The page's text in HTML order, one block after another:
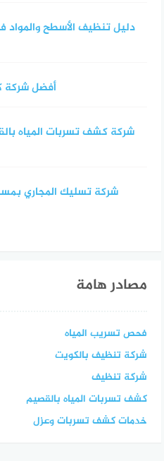
دليل تنظيف الأسطح
أفضل شركة
شركة كشف تسربات المياه
شركة تسليك المجاري
مصادر هامة
فحص تسريب المياه
شركة تنظيف بالكويت
شركة تنظيف
كشف تسربات المياه بالقصيم
خدمات كشف تسربات وعزل